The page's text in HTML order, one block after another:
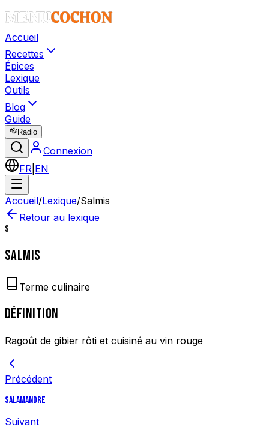
Accueil
Recettes
Épices
Lexique
Outils
Blog
Guide
Radio
Connexion
FR EN
Accueil/Lexique/Salmis
Retour au lexique
S
SALMIS
Terme culinaire
DÉFINITION
Ragoût de gibier rôti et cuisiné au vin rouge
Précédent
Salamandre
Suivant